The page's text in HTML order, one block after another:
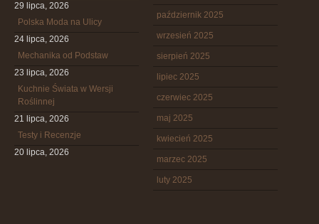
29 lipca, 2026
Polska Moda na Ulicy
24 lipca, 2026
Mechanika od Podstaw
23 lipca, 2026
Kuchnie Świata w Wersji
Roślinnej
21 lipca, 2026
Testy i Recenzje
20 lipca, 2026
październik 2025
wrzesień 2025
sierpień 2025
lipiec 2025
czerwiec 2025
maj 2025
kwiecień 2025
marzec 2025
luty 2025